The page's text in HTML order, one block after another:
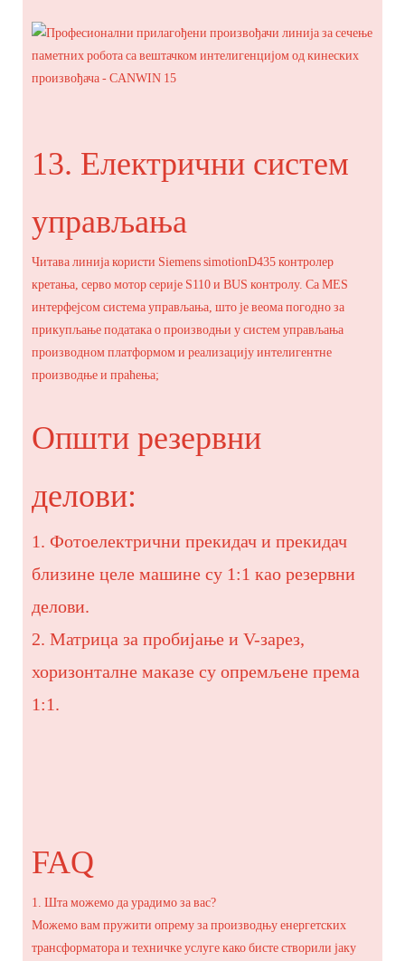
13. Електрични систем
управљања
Читава линија користи Siemens simotionD435 контролер
кретања, серво мотор серије S110 и BUS контролу. Са MES
интерфејсом система управљања, што је веома погодно за
прикупљање података о производњи у систем управљања
производном платформом и реализацију интелигентне
производње и праћења;
Општи резервни
делови:
1. Фотоелектрични прекидач и прекидач
близине целе машине су 1:1 као резервни
делови.
2. Матрица за пробијање и V-зарез,
хоризонталне маказе су опремљене према
1:1.
FAQ
1. Шта можемо да урадимо за вас?
Можемо вам пружити опрему за производњу енергетских
трансформатора и техничке услуге како бисте створили јаку